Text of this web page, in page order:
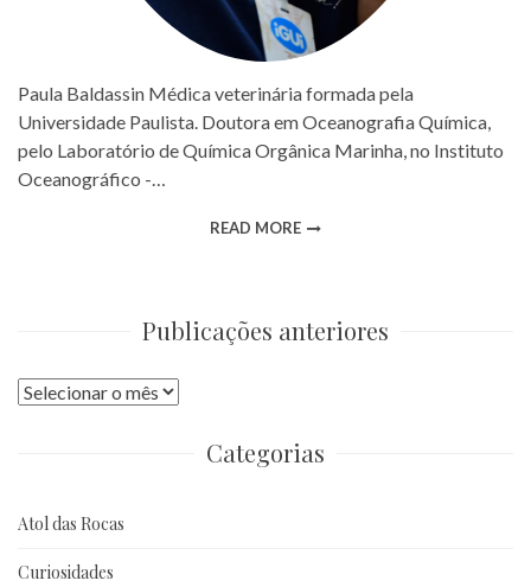
Paula Baldassin Médica veterinária formada pela
Universidade Paulista. Doutora em Oceanografia Química,
pelo Laboratório de Química Orgânica Marinha, no Instituto
Oceanográfico -…
READ MORE
Publicações anteriores
Publicações
Categorias
Atol das Rocas
Curiosidades